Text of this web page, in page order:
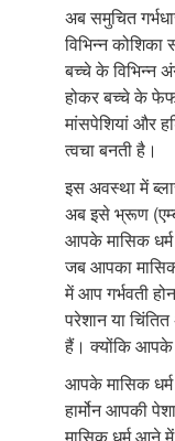
अब समुचित
विभिन्न
बच्चे के विभिन्न
होकर बच्चे के
मांसपेशियां और
त्वचा बनती है।
इस अवस्था में
अब इसे भ्रूण
आपके मासिक धर्म
जब आपका
में आप गर्भवती
परेशान या
हैं। क्योंकि आपके
आपके मासिक
हार्मोन आपकी
मासिक धर्म आने